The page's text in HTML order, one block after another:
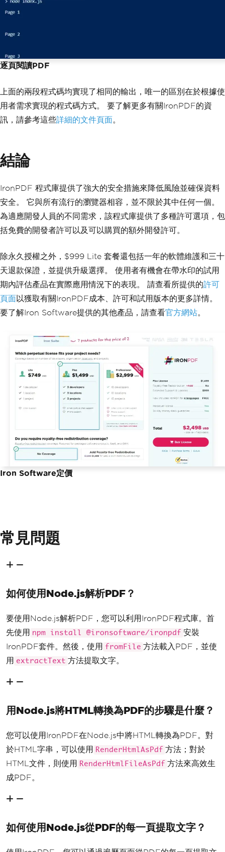
逐頁閱讀PDF
上面的兩段程式碼均實現了相同的輸出，唯一的區別在於根據使
用者需求實現的程式碼方式。 要了解更多有關IronPDF的資
訊，請參考這些詳細的文件頁面。
結論
IronPDF 程式庫提供了強大的安全措施來降低風險並確保資料
安全。 它與所有流行的瀏覽器相容，並不限於其中任何一個。
為適應開發人員的不同需求，該程式庫提供了多種許可選項，包
括免費的開發者許可以及可以購買的額外開發許可。
除永久授權之外，$999 Lite 套餐還包括一年的軟體維護和三十
天退款保證，並提供升級選擇。 使用者有機會在帶水印的試用
期內評估產品在實際應用情況下的表現。 請查看所提供的許可
頁面以獲取有關IronPDF成本、許可和試用版本的更多詳情。
要了解Iron Software提供的其他產品，請查看官方網站。
Iron Software定價
常見問題
如何使用Node.js解析PDF？
要使用Node.js解析PDF，您可以利用IronPDF程式庫。首
先使用 npm install @ironsoftware/ironpdf 安裝
IronPDF套件。然後，使用 fromFile 方法載入PDF，並使
用 extractText 方法提取文字。
用Node.js將HTML轉換為PDF的步驟是什麼？
您可以使用IronPDF在Node.js中將HTML轉換為PDF。對
於HTML字串，可以使用 RenderHtmlAsPdf 方法；對於
HTML文件，則使用 RenderHtmlFileAsPdf 方法來高效生
成PDF。
如何使用Node.js從PDF的每一頁提取文字？